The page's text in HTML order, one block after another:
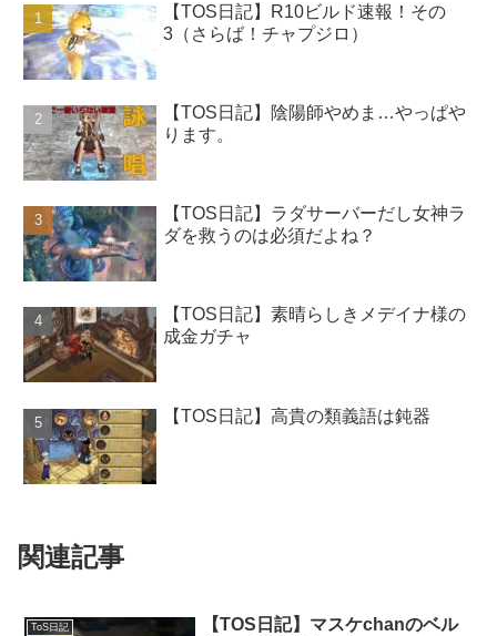
【TOS日記】R10ビルド速報！その
3（さらば！チャプジロ）
【TOS日記】陰陽師やめま…やっぱや
ります。
【TOS日記】ラダサーバーだし女神ラ
ダを救うのは必須だよね？
【TOS日記】素晴らしきメデイナ様の
成金ガチャ
【TOS日記】高貴の類義語は鈍器
関連記事
ToS日記
【TOS日記】マスケchanのベル